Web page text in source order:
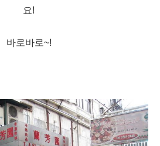
요!
바로바로~!